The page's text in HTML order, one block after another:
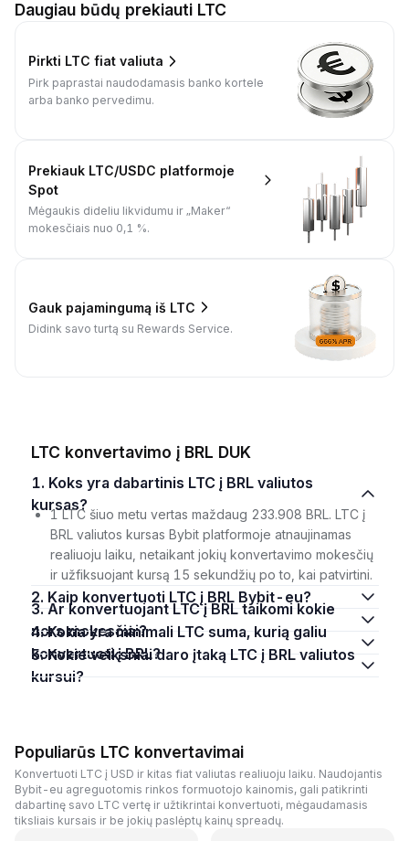
Daugiau būdų prekiauti LTC
Pirkti LTC fiat valiuta
Pirk paprastai naudodamasis banko kortele
arba banko pervedimu.
Prekiauk LTC/USDC platformoje
Spot
Mėgaukis dideliu likvidumu ir „Maker“
mokesčiais nuo 0,1 %.
Gauk pajamingumą iš LTC
Didink savo turtą su Rewards Service.
LTC konvertavimo į BRL DUK
1. Koks yra dabartinis LTC į BRL valiutos
kursas?
1 LTC šiuo metu vertas maždaug 233.908 BRL. LTC į
BRL valiutos kursas Bybit platformoje atnaujinamas
realiuoju laiku, netaikant jokių konvertavimo mokesčių
ir užfiksuojant kursą 15 sekundžių po to, kai patvirtini.
2. Kaip konvertuoti LTC į BRL Bybit-eu?
3. Ar konvertuojant LTC į BRL taikomi kokie
nors mokesčiai?
4. Kokia yra minimali LTC suma, kurią galiu
konvertuoti į BRL?
5. Kokie veiksniai daro įtaką LTC į BRL valiutos
kursui?
Populiarūs LTC konvertavimai
Konvertuoti LTC į USD ir kitas fiat valiutas realiuoju laiku. Naudojantis
Bybit-eu agreguotomis rinkos formuotojo kainomis, gali patikrinti
dabartinę savo LTC vertę ir užtikrintai konvertuoti, mėgaudamasis
tiksliais kursais ir be jokių paslėptų kainų spreadų.